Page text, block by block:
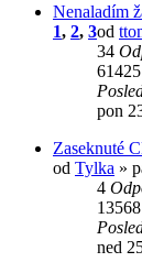
Nenaladím
1, 2, 3od
34
61425
pon
Zaseknuté
od Tylka »
4
13568
ned